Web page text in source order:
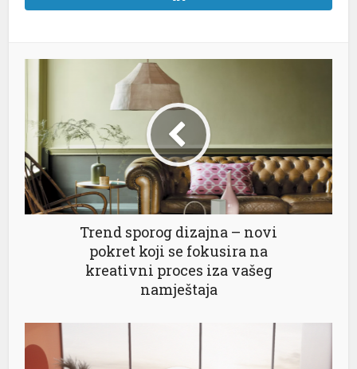
Trend sporog dizajna – novi
pokret koji se fokusira na
kreativni proces iza vašeg
namještaja